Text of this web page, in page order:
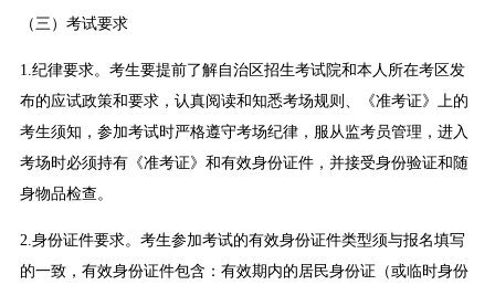
（三）考试要求
1.纪律要求。考生要提前了解自治区招生考试院和本人所在考区发
布的应试政策和要求，认真阅读和知悉考场规则、《准考证》上的
考生须知，参加考试时严格遵守考场纪律，服从监考员管理，进入
考场时必须持有《准考证》和有效身份证件，并接受身份验证和随
身物品检查。
2.身份证件要求。考生参加考试的有效身份证件类型须与报名填写
的一致，有效身份证件包含：有效期内的居民身份证（或临时身份